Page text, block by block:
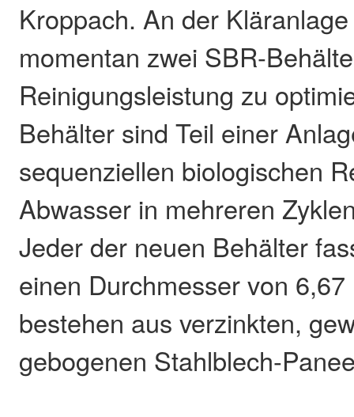
Kroppach. An der
momentan zwei SBR-
Reinigungsleistung zu
Behälter sind Teil einer
sequenziellen biologischen
Abwasser in mehreren
Jeder der neuen Behälter
einen Durchmesser von
bestehen aus verzinkten,
gebogenen Stahlblech-